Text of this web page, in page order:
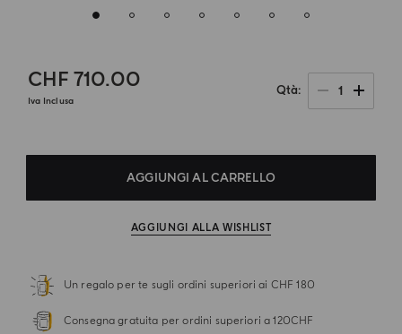
CHF 710.00
Iva Inclusa
Qtà 1
AGGIUNGI AL CARRELLO
AGGIUNGI ALLA WISHLIST
Un regalo per te sugli ordini superiori ai CHF 180
Consegna gratuita per ordini superiori a 120CHF